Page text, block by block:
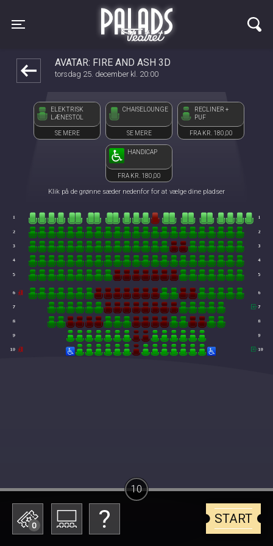
Toggle navigation
Palads Teatret
AVATAR: FIRE AND ASH 3D
torsdag 25. december kl. 20:00
ELEKTRISK
LÆNESTOL
SE MERE
CHAISELOUNGE
SE MERE
RECLINER +
PUF
FRA KR. 180,00
HANDICAP
FRA KR. 180,00
Klik på de grønne sæder nedenfor for at vælge dine pladser
0 START
10
front03-cc 024837